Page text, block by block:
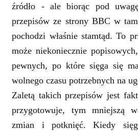
źródło - ale biorąc pod
przepisów ze strony BBC w
pochodzi właśnie stamtąd. To
może niekoniecznie
pewnych, po które sięga się
wolnego czasu potrzebnych na
Zaletą takich przepisów jest
przygotowuje, tym mniejszą
zmian i potknięć. Kiedy